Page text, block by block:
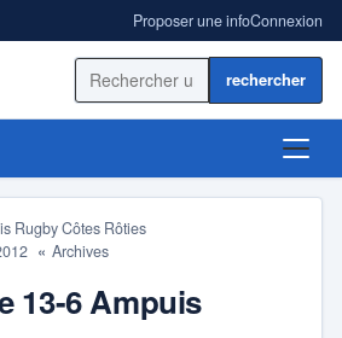
Proposer une infoConnexion
Rechercher sur le site
Rugby Côtes Rôties
Archives
13-6 Ampuis